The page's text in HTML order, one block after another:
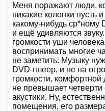
Меня поражают люди,
никакие колонки пусть
какому-нибудь ср*ному
и ещё удивляются
громкости уши
воспринимать многие
не заметить. Музыку
DVD-плеер, и не на
громкости,
не превышает четверти
акустики. Ну,
помещения, его